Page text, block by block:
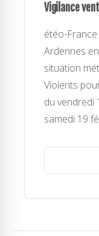
Vigilance
étéo-
Ardennes
situation
Violents
du vendredi
samedi 19